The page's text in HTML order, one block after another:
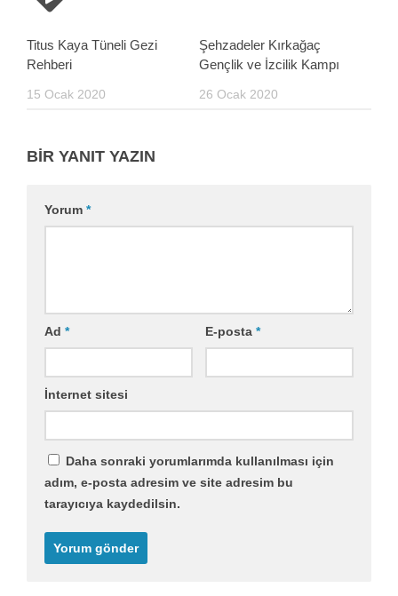
Titus Kaya Tüneli Gezi
Rehberi
15 Ocak 2020
Şehzadeler Kırkağaç
Gençlik ve İzcilik Kampı
26 Ocak 2020
BIR YANIT YAZIN
Yorum *
Ad * E-posta *
İnternet sitesi
Daha sonraki yorumlarımda kullanılması için
adım, e-posta adresim ve site adresim bu
tarayıcıya kaydedilsin.